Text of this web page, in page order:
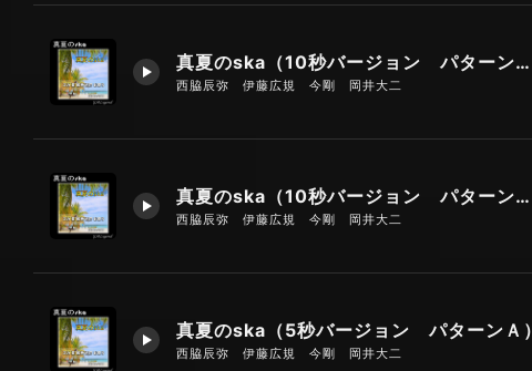
真夏のska（10秒バージョン パターンＡ）
西脇辰弥 伊藤広規 今剛 岡井大二
真夏のska（10秒バージョン パターンＢ）
西脇辰弥 伊藤広規 今剛 岡井大二
真夏のska（5秒バージョン パターンＡ）
西脇辰弥 伊藤広規 今剛 岡井大二